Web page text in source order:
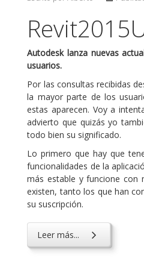
Autodesk lanza nuevas
usuarios.
Por las consultas recibidas
la mayor parte de los
estas aparecen. Voy a
advierto que quizás yo
todo bien su significado.
Lo primero que hay que
funcionalidades de la
más estable y funcione con
existen, tanto los que han
su suscripción.
Leer más...